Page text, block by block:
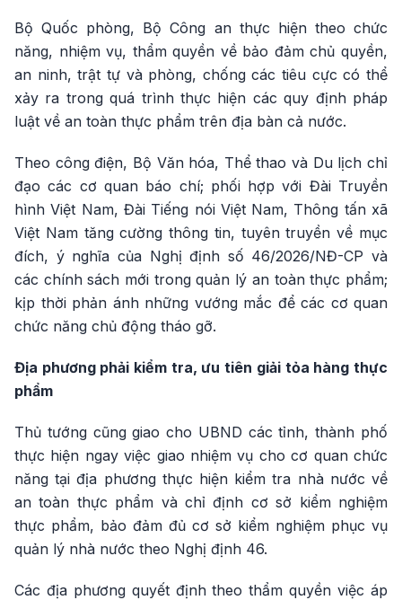
Bộ Quốc phòng, Bộ Công an thực hiện theo chức
năng, nhiệm vụ, thẩm quyền về bảo đảm chủ quyền,
an ninh, trật tự và phòng, chống các tiêu cực có thể
xảy ra trong quá trình thực hiện các quy định pháp
luật về an toàn thực phẩm trên địa bàn cả nước.
Theo công điện, Bộ Văn hóa, Thể thao và Du lịch chỉ
đạo các cơ quan báo chí; phối hợp với Đài Truyền
hình Việt Nam, Đài Tiếng nói Việt Nam, Thông tấn xã
Việt Nam tăng cường thông tin, tuyên truyền về mục
đích, ý nghĩa của Nghị định số 46/2026/NĐ-CP và
các chính sách mới trong quản lý an toàn thực phẩm;
kịp thời phản ánh những vướng mắc để các cơ quan
chức năng chủ động tháo gỡ.
Địa phương phải kiểm tra, ưu tiên giải tỏa hàng thực
phẩm
Thủ tướng cũng giao cho UBND các tỉnh, thành phố
thực hiện ngay việc giao nhiệm vụ cho cơ quan chức
năng tại địa phương thực hiện kiểm tra nhà nước về
an toàn thực phẩm và chỉ định cơ sở kiểm nghiệm
thực phẩm, bảo đảm đủ cơ sở kiểm nghiệm phục vụ
quản lý nhà nước theo Nghị định 46.
Các địa phương quyết định theo thẩm quyền việc áp